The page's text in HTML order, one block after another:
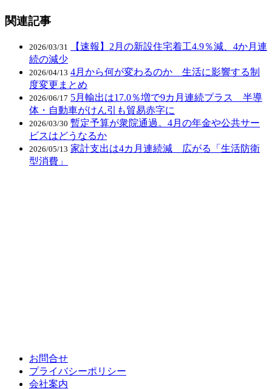
関連記事
2026/03/31
【速報】2月の新設住宅着工4.9％減、4か月連
続の減少
2026/04/13 4月から何が変わるのか 生活に影響する制
度変更まとめ
2026/06/17 5月輸出は17.0％増で9カ月連続プラス 半導
体・自動車がけん引も貿易赤字に
2026/03/30 暫定予算が衆院通過。4月の年金や公共サー
ビスはどうなるか
2026/05/13 家計支出は4カ月連続減 広がる「生活防衛
型消費」
お問合せ
プライバシーポリシー
会社案内